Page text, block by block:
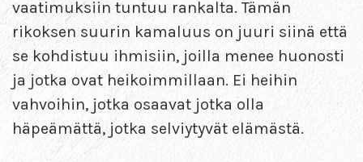
vaatimuksiin tuntuu rankalta. Tämän
rikoksen suurin kamaluus on juuri siinä että
se kohdistuu ihmisiin, joilla menee huonosti
ja jotka ovat heikoimmillaan. Ei heihin
vahvoihin, jotka osaavat jotka olla
häpeämättä, jotka selviytyvät elämästä.